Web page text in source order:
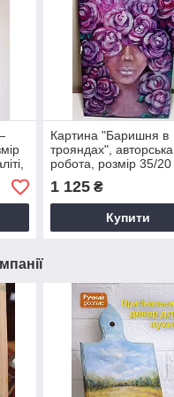
Картина "Баришня в
трояндах", авторська
робота, розмір 35/20
полотно, акрил
1 125₴
Купити